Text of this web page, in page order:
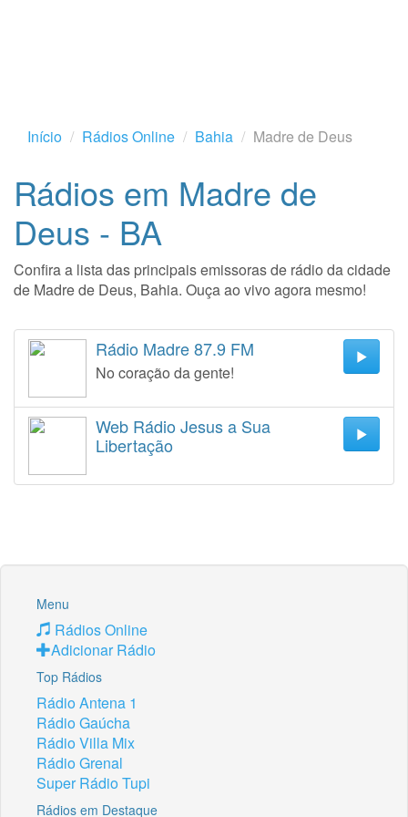
Início Rádios Online Bahia Madre de Deus
Rádios em Madre de
Deus - BA
Confira a lista das principais emissoras de rádio da cidade
de Madre de Deus, Bahia. Ouça ao vivo agora mesmo!
Rádio Madre 87.9 FM
No coração da gente!
Web Rádio Jesus a Sua
Libertação
Menu
Rádios Online
Adicionar Rádio
Top Rádios
Rádio Antena 1
Rádio Gaúcha
Rádio Villa Mix
Rádio Grenal
Super Rádio Tupi
Rádios em Destaque